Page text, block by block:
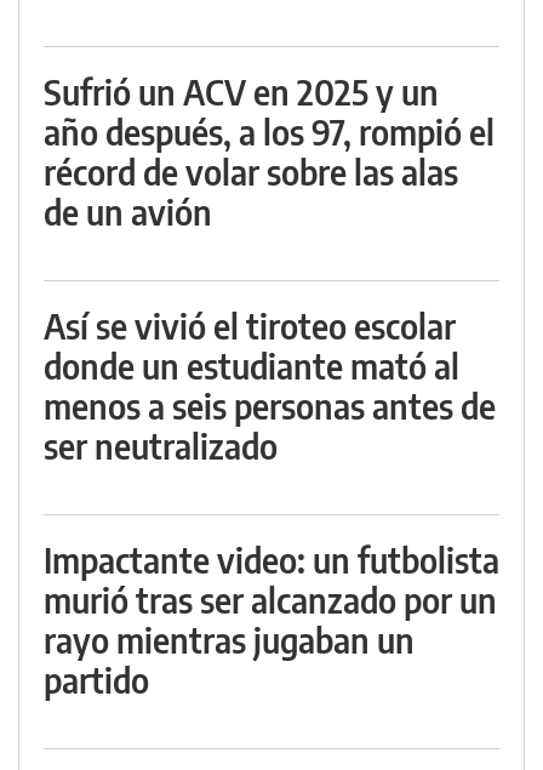
Sufrió un ACV en 2025 y un
año después, a los 97, rompió el
récord de volar sobre las alas
de un avión
Así se vivió el tiroteo escolar
donde un estudiante mató al
menos a seis personas antes de
ser neutralizado
Impactante video: un futbolista
murió tras ser alcanzado por un
rayo mientras jugaban un
partido